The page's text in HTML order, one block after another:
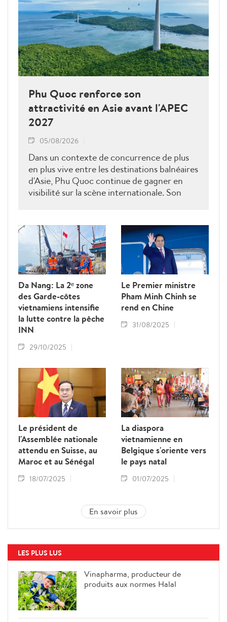
Phu Quoc renforce son
attractivité en Asie avant l'APEC
2027
05/08/2026
Dans un contexte de concurrence de plus
en plus vive entre les destinations balnéaires
d'Asie, Phu Quoc continue de gagner en
visibilité sur la scène internationale. Son
un signal très positif, alors que « l'île de perle
» accélère la modernisation de ses
infrastructures et de ses services en vue de
l'APEC 2027.
Da Nang: La 2ᵉ zone
des Garde-côtes
vietnamiens intensifie
la lutte contre la pêche
INN
29/10/2025
Le Premier ministre
Pham Minh Chinh se
rend en Chine
31/08/2025
Le président de
l'Assemblée nationale
attendu en Suisse, au
Maroc et au Sénégal
18/07/2025
La diaspora
vietnamienne en
Belgique s'oriente vers
le pays natal
01/07/2025
En savoir plus
LES PLUS LUS
Vinapharma, producteur de
produits aux normes Halal